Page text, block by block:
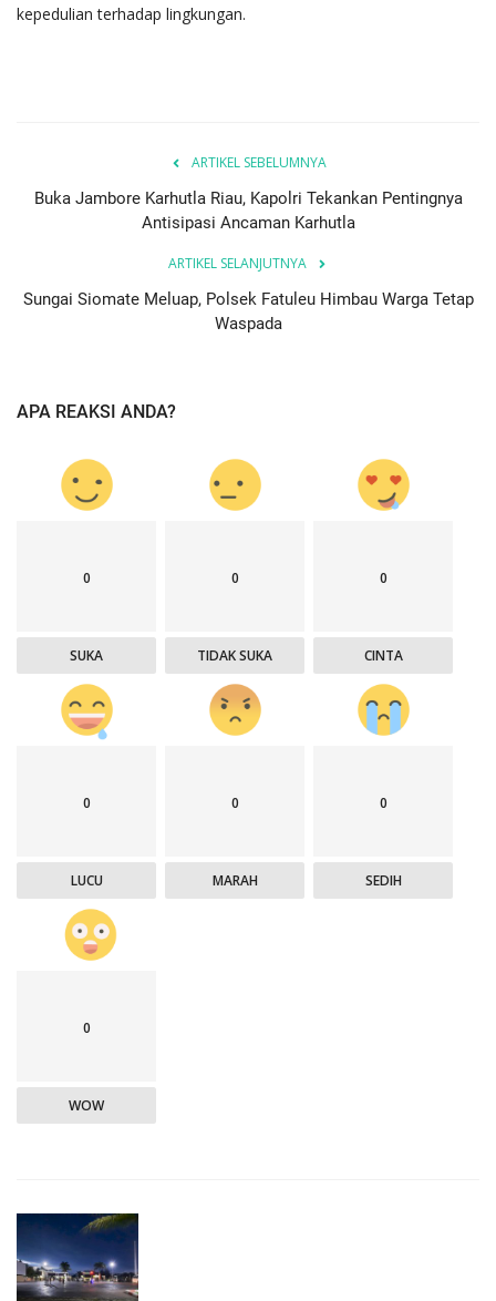
kepedulian terhadap lingkungan.
ARTIKEL SEBELUMNYA
Buka Jambore Karhutla Riau, Kapolri Tekankan Pentingnya
Antisipasi Ancaman Karhutla
ARTIKEL SELANJUTNYA
Sungai Siomate Meluap, Polsek Fatuleu Himbau Warga Tetap
Waspada
APA REAKSI ANDA?
0
SUKA
0
TIDAK SUKA
0
CINTA
0
LUCU
0
MARAH
0
SEDIH
0
WOW